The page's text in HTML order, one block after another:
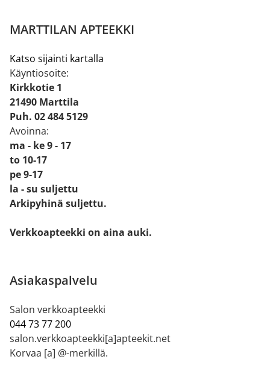
MARTTILAN APTEEKKI
Katso sijainti kartalla
Käyntiosoite:
Kirkkotie 1
21490 Marttila
Puh. 02 484 5129
Avoinna:
ma - ke 9 - 17
to 10-17
pe 9-17
la - su suljettu
Arkipyhinä suljettu.
Verkkoapteekki on aina auki.
Asiakaspalvelu
Salon verkkoapteekki
044 73 77 200
salon.verkkoapteekki[a]apteekit.net
Korvaa [a] @-merkillä.